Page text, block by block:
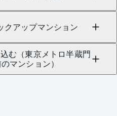
クアップマンション
む（東京メトロ半蔵門
マンション）